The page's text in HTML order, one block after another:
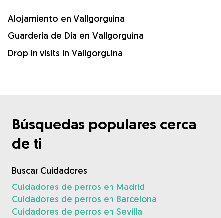
Alojamiento en Vallgorguina
Guardería de Día en Vallgorguina
Drop in visits in Vallgorguina
Búsquedas populares cerca
de ti
Buscar Cuidadores
Cuidadores de perros en Madrid
Cuidadores de perros en Barcelona
Cuidadores de perros en Sevilla